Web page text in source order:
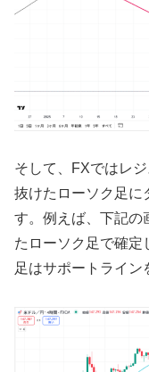
そして、 FXではレ
抜けたローソク足に
す。例えば、下記の
たローソク足で確定
足はサポートライン